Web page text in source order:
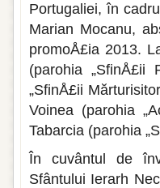
Portugaliei, în
Marian Mocanu,
promoÅ£ia 2013.
(parohia
„SfinÅ£ii
Voinea (parohia
Tabarcia (parohia
În cuvântul de
Sfântului Ierarh